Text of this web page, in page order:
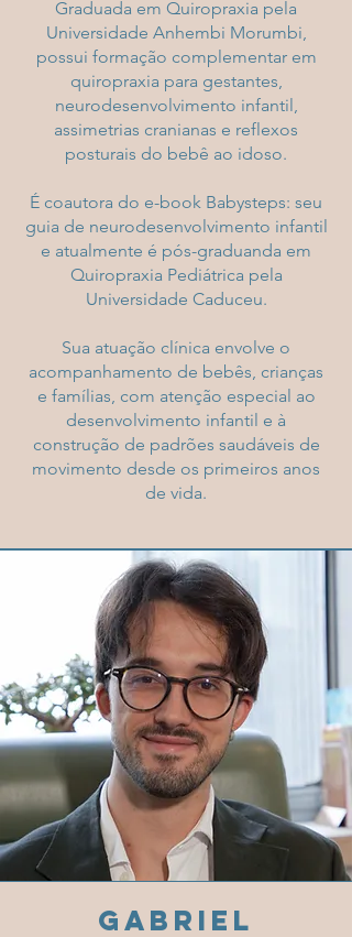
Graduada em Quiropraxia pela
Universidade Anhembi Morumbi,
possui formação complementar em
quiropraxia para gestantes,
neurodesenvolvimento infantil,
assimetrias cranianas e reflexos
posturais do bebê ao idoso.
É coautora do e-book Babysteps: seu
guia de neurodesenvolvimento infantil
e atualmente é pós-graduanda em
Quiropraxia Pediátrica pela
Universidade Caduceu.
Sua atuação clínica envolve o
acompanhamento de bebês, crianças
e famílias, com atenção especial ao
desenvolvimento infantil e à
construção de padrões saudáveis de
movimento desde os primeiros anos
de vida.
Gabriel